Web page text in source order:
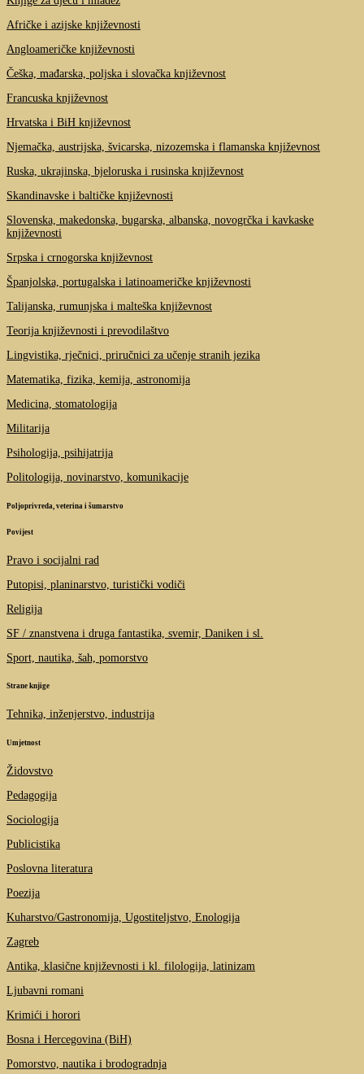
Afričke i azijske književnosti
Angloameričke književnosti
Češka, mađarska, poljska i slovačka književnost
Francuska književnost
Hrvatska i BiH književnost
Njemačka, austrijska, švicarska, nizozemska i flamanska književnost
Ruska, ukrajinska, bjeloruska i rusinska književnost
Skandinavske i baltičke književnosti
Slovenska, makedonska, bugarska, albanska, novogrčka i kavkaske
književnosti
Srpska i crnogorska književnost
Španjolska, portugalska i latinoameričke književnosti
Talijanska, rumunjska i malteška književnost
Teorija književnosti i prevodilaštvo
Lingvistika, rječnici, priručnici za učenje stranih jezika
Matematika, fizika, kemija, astronomija
Medicina, stomatologija
Militarija
Psihologija, psihijatrija
Politologija, novinarstvo, komunikacije
Poljoprivreda, veterina i šumarstvo
Povijest
Pravo i socijalni rad
Putopisi, planinarstvo, turistički vodiči
Religija
SF / znanstvena i druga fantastika, svemir, Daniken i sl.
Sport, nautika, šah, pomorstvo
Strane knjige
Tehnika, inženjerstvo, industrija
Umjetnost
Židovstvo
Pedagogija
Sociologija
Publicistika
Poslovna literatura
Poezija
Kuharstvo/Gastronomija, Ugostiteljstvo, Enologija
Zagreb
Antika, klasične književnosti i kl. filologija, latinizam
Ljubavni romani
Krimići i horori
Bosna i Hercegovina (BiH)
Pomorstvo, nautika i brodogradnja